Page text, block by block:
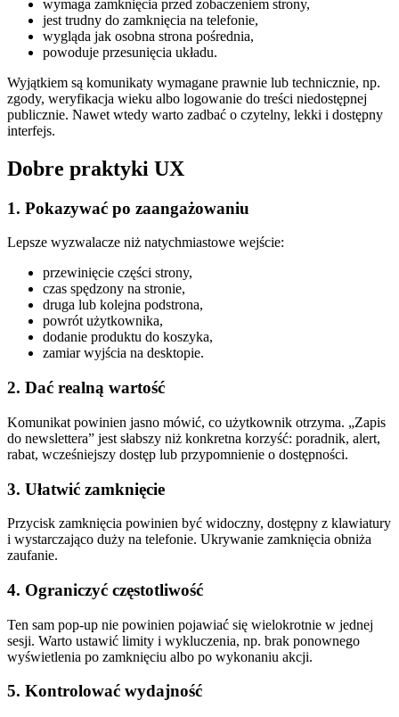
wymaga zamknięcia przed zobaczeniem strony,
jest trudny do zamknięcia na telefonie,
wygląda jak osobna strona pośrednia,
powoduje przesunięcia układu.
Wyjątkiem są komunikaty wymagane prawnie lub technicznie, np.
zgody, weryfikacja wieku albo logowanie do treści niedostępnej
publicznie. Nawet wtedy warto zadbać o czytelny, lekki i dostępny
interfejs.
Dobre praktyki UX
1. Pokazywać po zaangażowaniu
Lepsze wyzwalacze niż natychmiastowe wejście:
przewinięcie części strony,
czas spędzony na stronie,
druga lub kolejna podstrona,
powrót użytkownika,
dodanie produktu do koszyka,
zamiar wyjścia na desktopie.
2. Dać realną wartość
Komunikat powinien jasno mówić, co użytkownik otrzyma. „Zapis
do newslettera” jest słabszy niż konkretna korzyść: poradnik, alert,
rabat, wcześniejszy dostęp lub przypomnienie o dostępności.
3. Ułatwić zamknięcie
Przycisk zamknięcia powinien być widoczny, dostępny z klawiatury
i wystarczająco duży na telefonie. Ukrywanie zamknięcia obniża
zaufanie.
4. Ograniczyć częstotliwość
Ten sam pop-up nie powinien pojawiać się wielokrotnie w jednej
sesji. Warto ustawić limity i wykluczenia, np. brak ponownego
wyświetlenia po zamknięciu albo po wykonaniu akcji.
5. Kontrolować wydajność